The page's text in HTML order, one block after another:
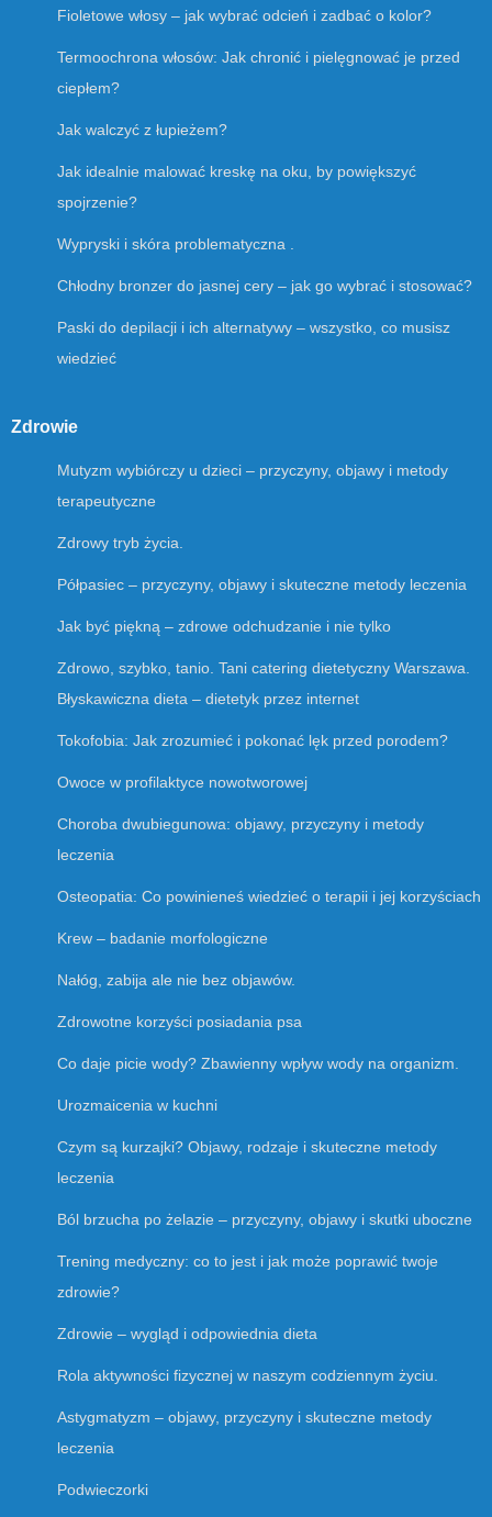
Fioletowe włosy – jak wybrać odcień i zadbać o kolor?
Termoochrona włosów: Jak chronić i pielęgnować je przed
ciepłem?
Jak walczyć z łupieżem?
Jak idealnie malować kreskę na oku, by powiększyć
spojrzenie?
Wypryski i skóra problematyczna .
Chłodny bronzer do jasnej cery – jak go wybrać i stosować?
Paski do depilacji i ich alternatywy – wszystko, co musisz
wiedzieć
Zdrowie
Mutyzm wybiórczy u dzieci – przyczyny, objawy i metody
terapeutyczne
Zdrowy tryb życia.
Półpasiec – przyczyny, objawy i skuteczne metody leczenia
Jak być piękną – zdrowe odchudzanie i nie tylko
Zdrowo, szybko, tanio. Tani catering dietetyczny Warszawa.
Błyskawiczna dieta – dietetyk przez internet
Tokofobia: Jak zrozumieć i pokonać lęk przed porodem?
Owoce w profilaktyce nowotworowej
Choroba dwubiegunowa: objawy, przyczyny i metody
leczenia
Osteopatia: Co powinieneś wiedzieć o terapii i jej korzyściach
Krew – badanie morfologiczne
Nałóg, zabija ale nie bez objawów.
Zdrowotne korzyści posiadania psa
Co daje picie wody? Zbawienny wpływ wody na organizm.
Urozmaicenia w kuchni
Czym są kurzajki? Objawy, rodzaje i skuteczne metody
leczenia
Ból brzucha po żelazie – przyczyny, objawy i skutki uboczne
Trening medyczny: co to jest i jak może poprawić twoje
zdrowie?
Zdrowie – wygląd i odpowiednia dieta
Rola aktywności fizycznej w naszym codziennym życiu.
Astygmatyzm – objawy, przyczyny i skuteczne metody
leczenia
Podwieczorki